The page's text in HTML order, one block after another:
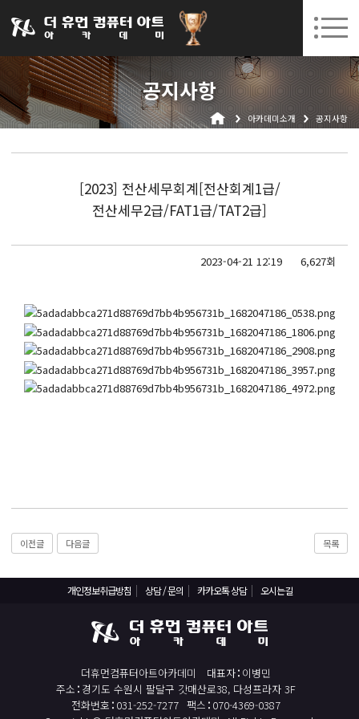
031-252-7277 수원캠퍼스 개강 08. 12.(수)
회원가입 고객센터
공지사항
아카데미소개 공지사항
[2023] 전산세무회계[전산회계1급/
전산세무2급/FAT1급/TAT2급]
2023-04-21 12:19 6,627회
이전글 다음글 목록
개인정보취급방침 상담 / 문의 카카오톡 상담 오시는길
더휴먼컴퓨터아트아카데미 대표자 이병민
주소 경기도 수원시 팔달구 갓매산로38, 다성프라자 3F
전화번호 031-252-7277 팩스 070-4369-0387
아카데미소개
인사말
시설안내
실업자
BIM 건축설계 및 실내건축설계(캐드(CAD),맥스(MAX),레빗(REVIT))실무자 양성과정
React, Veu 프레임워크 기반 프론트엔드 개발 양성 지원
반응형/웹퍼블리셔/프론트엔드 웹개발자(웹디자인)
전기기능사(필기+실기) 자격증 취득과정
재직자/일반
포토샵 자격증 취득과정(GTQ1급)
전산회계 1급 / FAT 1급 자격증 취득과정
전산세무 2급 / TAT 2급 자격증 취득과정